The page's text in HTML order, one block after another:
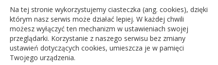
OFICJALNY SERWIS INTERNETOWY GMINY BIAŁOPOLE
Na tej stronie wykorzystujemy ciasteczka (ang. cookies), dzięki
którym nasz serwis może działać lepiej. W każdej chwili
możesz wyłączyć ten mechanizm w ustawieniach swojej
przeglądarki. Korzystanie z naszego serwisu bez zmiany
ustawień dotyczących cookies, umieszcza je w pamięci
Twojego urządzenia.